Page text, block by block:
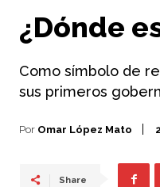
¿Dónde
Como símbolo de
sus primeros
Por Omar López Mato
Share